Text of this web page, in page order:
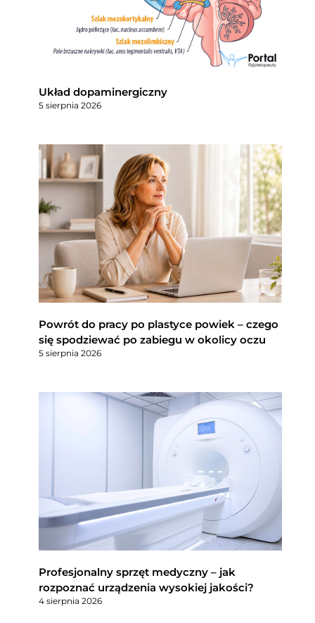
Układ dopaminergiczny
5 sierpnia 2026
Powrót do pracy po plastyce powiek – czego
się spodziewać po zabiegu w okolicy oczu
5 sierpnia 2026
Profesjonalny sprzęt medyczny – jak
rozpoznać urządzenia wysokiej jakości?
4 sierpnia 2026